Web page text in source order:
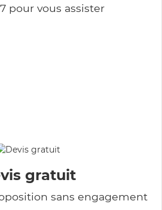
pour vous assister
gratuit
sans engagement